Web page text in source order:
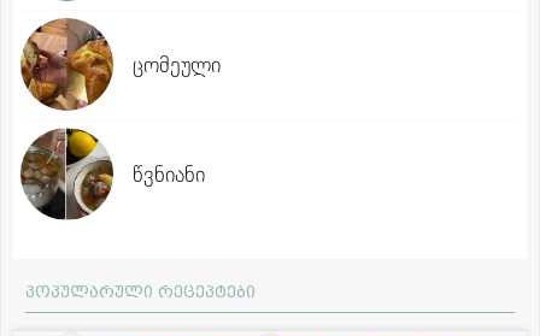
ცომეული
წვნიანი
პოპულარული რეცეპტები